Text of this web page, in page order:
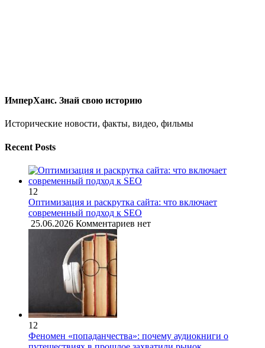
ИмперХанс. Знай свою историю
Исторические новости, факты, видео, фильмы
Recent Posts
12
Оптимизация и раскрутка сайта: что включает
современный подход к SEO
25.06.2026 Комментариев нет
12
Феномен «попаданчества»: почему аудиокниги о